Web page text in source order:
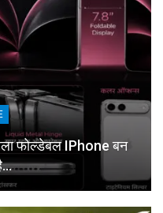
फोल्डेबल IPhone बन